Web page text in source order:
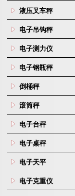
液压叉车秤
电子吊钩秤
电子测力仪
电子钢瓶秤
倒桶秤
滚筒秤
电子台秤
电子桌秤
电子天平
电子克重仪